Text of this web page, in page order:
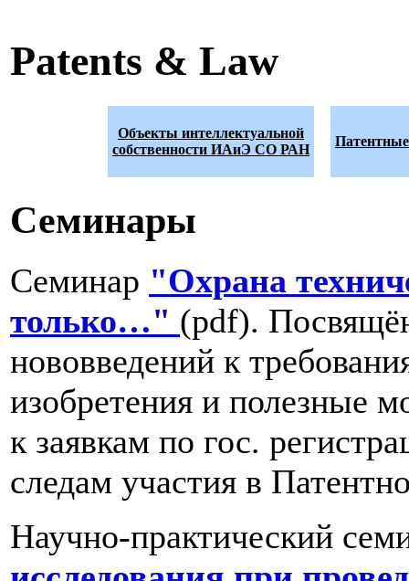
Patents & Law
Объекты интеллектуальной
собственности ИАиЭ СО РАН
Семинары
Семинар "Охрана
только…" (pdf).
нововведений к
изобретения и полезные
к заявкам по гос.
следам участия в
Научно-практический